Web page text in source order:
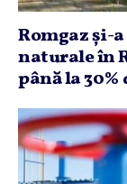
Romgaz şi-
naturale în
până la